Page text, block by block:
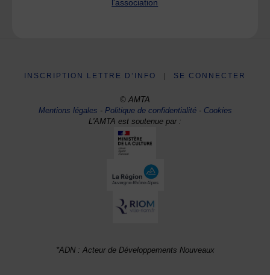
l'association
INSCRIPTION LETTRE D’INFO SE CONNECTER
© AMTA
Mentions légales -Politique de confidentialité- Cookies
L'AMTA est soutenue par :
*ADN : Acteur de Développements Nouveaux